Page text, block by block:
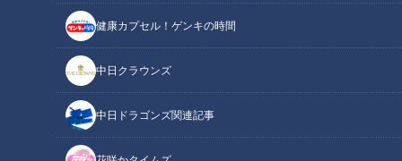
健康カプセル！ゲンキの時間
中日クラウンズ
中日ドラゴンズ関連記事
2026/02/24 17:00